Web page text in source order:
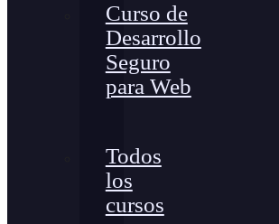
Curso de
Desarrollo
Seguro
para Web
Todos
los
cursos